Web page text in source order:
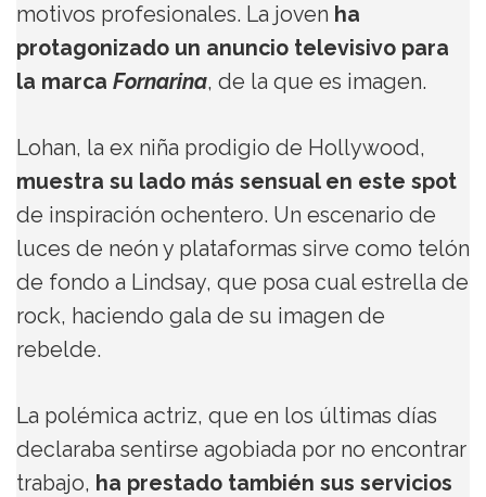
motivos profesionales. La joven ha
protagonizado un anuncio televisivo para
la marca Fornarina, de la que es imagen.
Lohan, la ex niña prodigio de Hollywood,
muestra su lado más sensual en este spot
de inspiración ochentero. Un escenario de
luces de neón y plataformas sirve como telón
de fondo a Lindsay, que posa cual estrella de
rock, haciendo gala de su imagen de
rebelde.
La polémica actriz, que en los últimas días
declaraba sentirse agobiada por no encontrar
trabajo, ha prestado también sus servicios